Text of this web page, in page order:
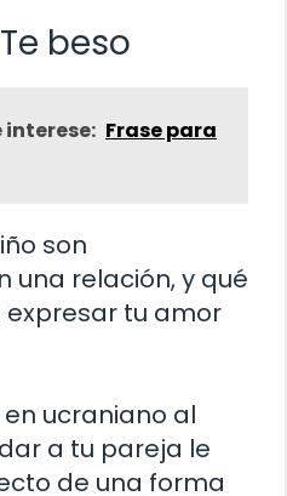
beso
interese: Frase para
son
una relación, y qué
tu amor
en ucraniano al
a tu pareja le
de una forma